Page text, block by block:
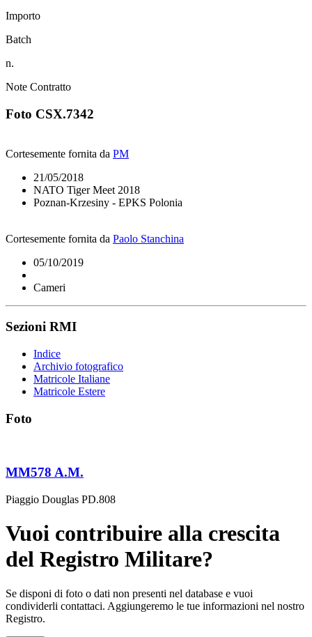
Importo
Batch
n.
Note Contratto
Foto CSX.7342
Cortesemente fornita da PM
21/05/2018
NATO Tiger Meet 2018
Poznan-Krzesiny - EPKS Polonia
Cortesemente fornita da Paolo Stanchina
05/10/2019
Cameri
Sezioni RMI
Indice
Archivio fotografico
Matricole Italiane
Matricole Estere
Foto
MM578 A.M.
Piaggio Douglas PD.808
Vuoi contribuire alla crescita
del Registro Militare?
Se disponi di foto o dati non presenti nel database e vuoi
condividerli contattaci. Aggiungeremo le tue informazioni nel nostro
Registro.